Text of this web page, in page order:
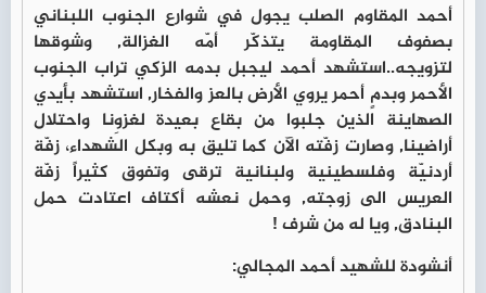
أحمد المقاوم الصلب يجول في شوارع الجنوب اللبناني
بصفوف المقاومة يتذكّر أمّه الغزالة, وشوقها
لتزويجه..استشهد أحمد ليجبل بدمه الزكي تراب الجنوب
الأحمر وبدمٍ أحمر يروي الأرض بالعز والفخار, استشهد بأيدي
الصهاينة الذين جلبوا من بقاع بعيدة لغزوِنا واحتلال
أراضينا, وصارت زفّته الآن كما تليق به وبكل الشهداء، زفّة
أردنيّة وفلسطينية ولبنانية ترقى وتفوق كثيراً زفّة
العريس الى زوجته, وحمل نعشه أكتاف اعتادت حمل
البنادق, ويا له من شرف !
أنشودة للشهيد أحمد المجالي: